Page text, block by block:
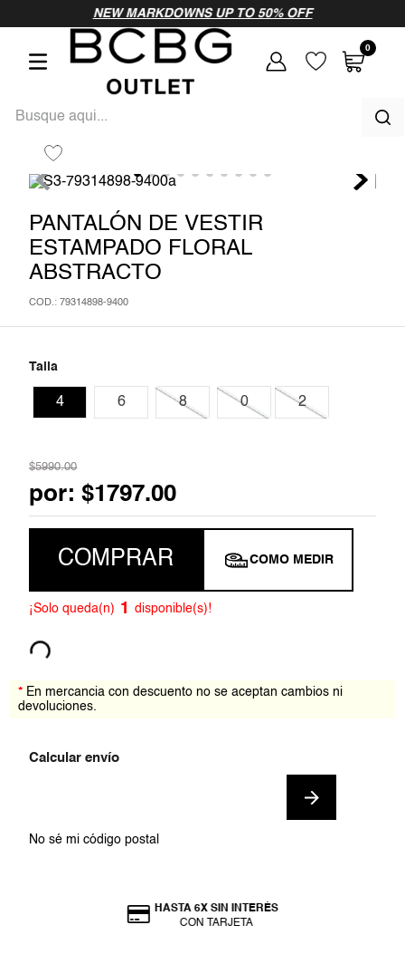
NEW MARKDOWNS UP TO 50% OFF
0
vamos a probar
vamos a probar
como
PANTALÓN DE VESTIR
ESTAMPADO FLORAL
ABSTRACTO
: 79314898-9400
Talla
4 6 8 0 2
$5990.00
por:$1797.00
COMPRAR COMO MEDIR
¡Solo queda(n) 1 disponible(s)!
* En mercancia con descuento no se aceptan cambios ni
devoluciones.
No sé mi código postal
HASTA 6X SIN INTERÉS
CON TARJETA
TÉRMINOS MÁS BUSCADOS
1. vestido
2. vestidos largos
3. blusa
6. jumpsuit
7.
. pantalon